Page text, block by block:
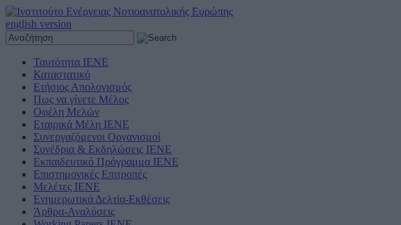
english version
Ταυτότητα ΙΕΝΕ
Καταστατικό
Ετήσιος Απολογισμός
Πως να γίνετε Μέλος
Οφέλη Μελών
Εταιρικά Μέλη ΙΕΝΕ
Συνεργαζόμενοι Οργανισμοί
Συνέδρια & Εκδηλώσεις ΙΕΝΕ
Εκπαιδευτικό Πρόγραμμα ΙΕΝΕ
Επιστημονικές Επιτροπές
Μελέτες ΙΕΝΕ
Ενημερωτικά Δελτία-Εκθέσεις
Άρθρα-Αναλύσεις